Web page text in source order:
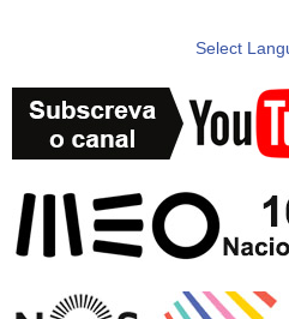
► WebTV AzoresTV http://
► Facebook https://
► Twitter https://twitter.com/azorestv
Select